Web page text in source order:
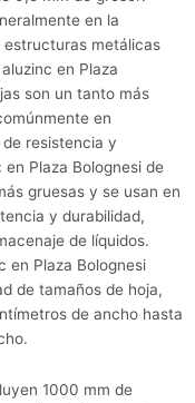
en la
metálicas
en Plaza
son un tanto más
en
resistencia y
Plaza Bolognesi de
gruesas y se usan en
y durabilidad,
de líquidos.
en Plaza Bolognesi
de tamaños de hoja,
de ancho hasta
1000 mm de